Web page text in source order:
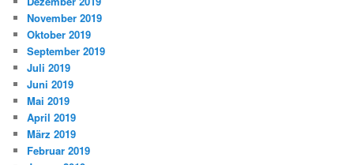
November 2019
Oktober 2019
September 2019
Juli 2019
Juni 2019
Mai 2019
April 2019
März 2019
Februar 2019